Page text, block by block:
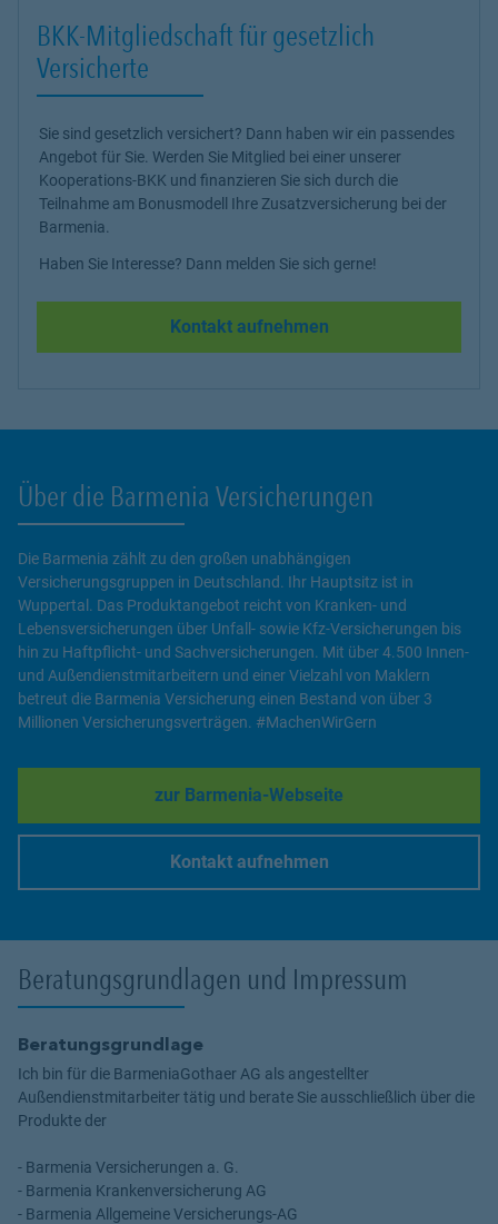
BKK-Mitgliedschaft für gesetzlich
Versicherte
Sie sind gesetzlich versichert? Dann haben wir ein passendes
Angebot für Sie. Werden Sie Mitglied bei einer unserer
Kooperations-BKK und finanzieren Sie sich durch die
Teilnahme am Bonusmodell Ihre Zusatzversicherung bei der
Barmenia.
Haben Sie Interesse? Dann melden Sie sich gerne!
Kontakt aufnehmen
Über die Barmenia Versicherungen
Die Barmenia zählt zu den großen unabhängigen
Versicherungsgruppen in Deutschland. Ihr Hauptsitz ist in
Wuppertal. Das Produktangebot reicht von Kranken- und
Lebensversicherungen über Unfall- sowie Kfz-Versicherungen bis
hin zu Haftpflicht- und Sachversicherungen. Mit über 4.500 Innen-
und Außendienstmitarbeitern und einer Vielzahl von Maklern
betreut die Barmenia Versicherung einen Bestand von über 3
Millionen Versicherungsverträgen. #MachenWirGern
zur Barmenia-Webseite
Link Opens in New Tab
Kontakt aufnehmen
Beratungsgrundlagen und Impressum
Beratungsgrundlage
Ich bin für die BarmeniaGothaer AG als angestellter
Außendienstmitarbeiter tätig und berate Sie ausschließlich über die
Produkte der
- Barmenia Versicherungen a. G.
- Barmenia Krankenversicherung AG
- Barmenia Allgemeine Versicherungs-AG